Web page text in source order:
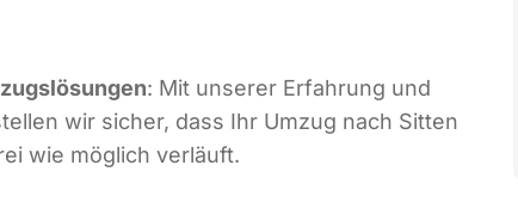
: Mit unserer Erfahrung und
wir sicher, dass Ihr Umzug nach Sitten
wie möglich verläuft.